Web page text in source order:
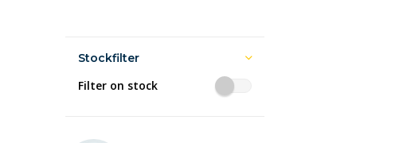
Stockfilter
Filter on stock